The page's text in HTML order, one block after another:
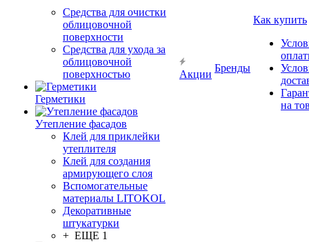
Средства для очистки
облицовочной
поверхности
Средства для ухода за
облицовочной
поверхностью
Герметики
Утепление фасадов
Клей для приклейки
утеплителя
Клей для создания
армирующего слоя
Вспомогательные
материалы LITOKOL
Декоративные
штукатурки
+ ЕЩЕ 1
Акции
Бренды
Как купить
на